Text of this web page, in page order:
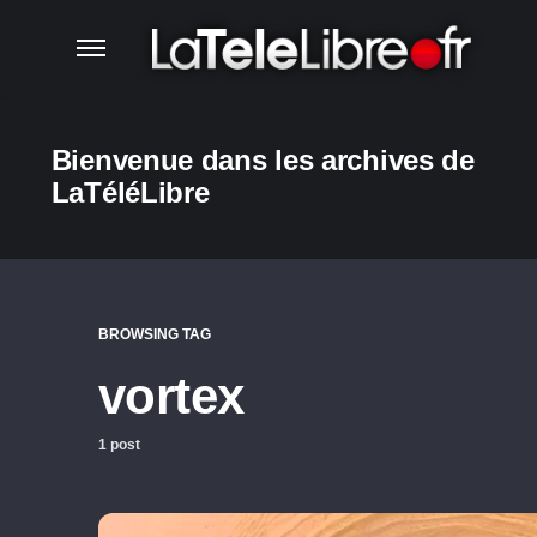
Bienvenue dans les archives de
LaTéléLibre
BROWSING TAG
vortex
1 post